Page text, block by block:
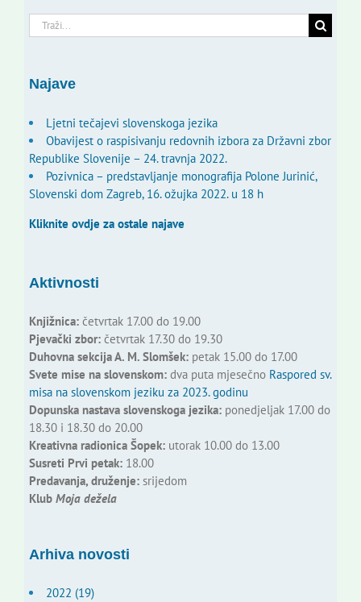
Traži...
Najave
Ljetni tečajevi slovenskoga jezika
Obavijest o raspisivanju redovnih izbora za Državni zbor
Republike Slovenije – 24. travnja 2022.
Pozivnica – predstavljanje monografija Polone Jurinić,
Slovenski dom Zagreb, 16. ožujka 2022. u 18 h
Kliknite ovdje za ostale najave
Aktivnosti
Knjižnica:četvrtak 17.00 do 19.00
Pjevački zbor:četvrtak 17.30 do 19.30
Duhovna sekcija A. M. Slomšek:petak 15.00 do 17.00
Svete mise na slovenskom:dva puta mjesečno Raspored sv.
misa na slovenskom jeziku za 2023. godinu
Dopunska nastava slovenskoga jezika:ponedjeljak 17.00 do
18.30 i 18.30 do 20.00
Kreativna radionica Šopek:utorak 10.00 do 13.00
Susreti Prvi petak:18.00
Predavanja, druženje:srijedom
Klub Moja dežela
Arhiva novosti
2022 (19)